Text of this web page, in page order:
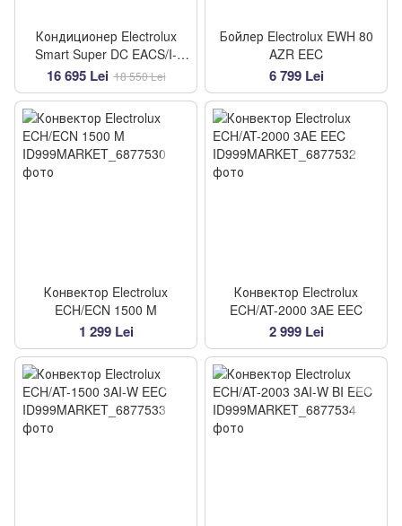
Кондиционер Electrolux
Smart Super DC EACS/I-
18HEJ/N8 EEC
16 695 Lei 18 550 Lei
Бойлер Electrolux EWH 80
AZR EEC
6 799 Lei
Конвектор Electrolux
ECH/ECN 1500 M
1 299 Lei
Конвектор Electrolux
ECH/AT-2000 3AE EEC
2 999 Lei